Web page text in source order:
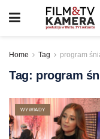
Home Tag program
Tag: program
WYWIADY